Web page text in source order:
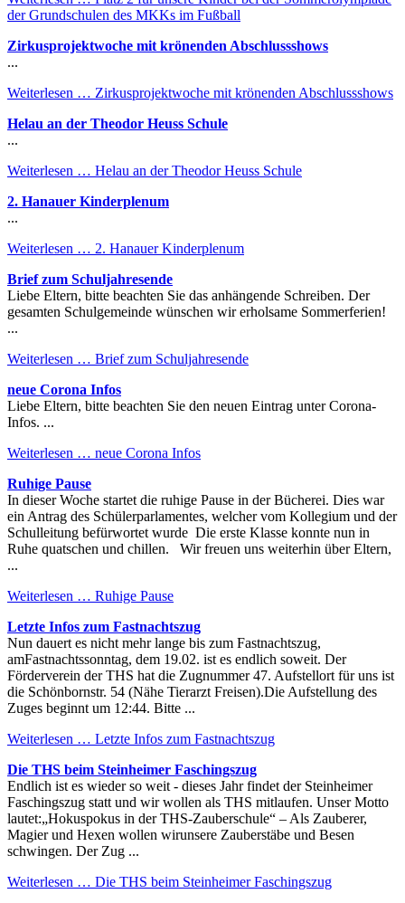
der Grundschulen des MKKs im Fußball
Zirkusprojektwoche mit krönenden Abschlussshows
...
Weiterlesen … Zirkusprojektwoche mit krönenden Abschlussshows
Helau an der Theodor Heuss Schule
...
Weiterlesen … Helau an der Theodor Heuss Schule
2. Hanauer Kinderplenum
...
Weiterlesen … 2. Hanauer Kinderplenum
Brief zum Schuljahresende
Liebe Eltern, bitte beachten Sie das anhängende Schreiben. Der
gesamten Schulgemeinde wünschen wir erholsame Sommerferien!
...
Weiterlesen … Brief zum Schuljahresende
neue Corona Infos
Liebe Eltern, bitte beachten Sie den neuen Eintrag unter Corona-
Infos. ...
Weiterlesen … neue Corona Infos
Ruhige Pause
In dieser Woche startet die ruhige Pause in der Bücherei. Dies war
ein Antrag des Schülerparlamentes, welcher vom Kollegium und der
Schulleitung befürwortet wurde Die erste Klasse konnte nun in
Ruhe quatschen und chillen. Wir freuen uns weiterhin über Eltern,
...
Weiterlesen … Ruhige Pause
Letzte Infos zum Fastnachtszug
Nun dauert es nicht mehr lange bis zum Fastnachtszug,
amFastnachtssonntag, dem 19.02. ist es endlich soweit. Der
Förderverein der THS hat die Zugnummer 47. Aufstellort für uns ist
die Schönbornstr. 54 (Nähe Tierarzt Freisen).Die Aufstellung des
Zuges beginnt um 12:44. Bitte ...
Weiterlesen … Letzte Infos zum Fastnachtszug
Die THS beim Steinheimer Faschingszug
Endlich ist es wieder so weit - dieses Jahr findet der Steinheimer
Faschingszug statt und wir wollen als THS mitlaufen. Unser Motto
lautet:„Hokuspokus in der THS-Zauberschule“ – Als Zauberer,
Magier und Hexen wollen wirunsere Zauberstäbe und Besen
schwingen. Der Zug ...
Weiterlesen … Die THS beim Steinheimer Faschingszug